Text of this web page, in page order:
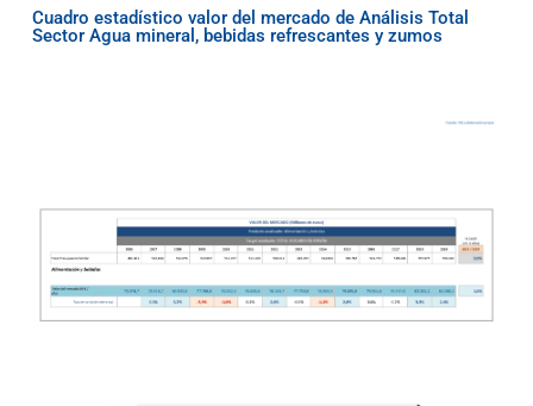
Cuadro estadístico valor del mercado de Análisis Total
Sector Agua mineral, bebidas refrescantes y zumos